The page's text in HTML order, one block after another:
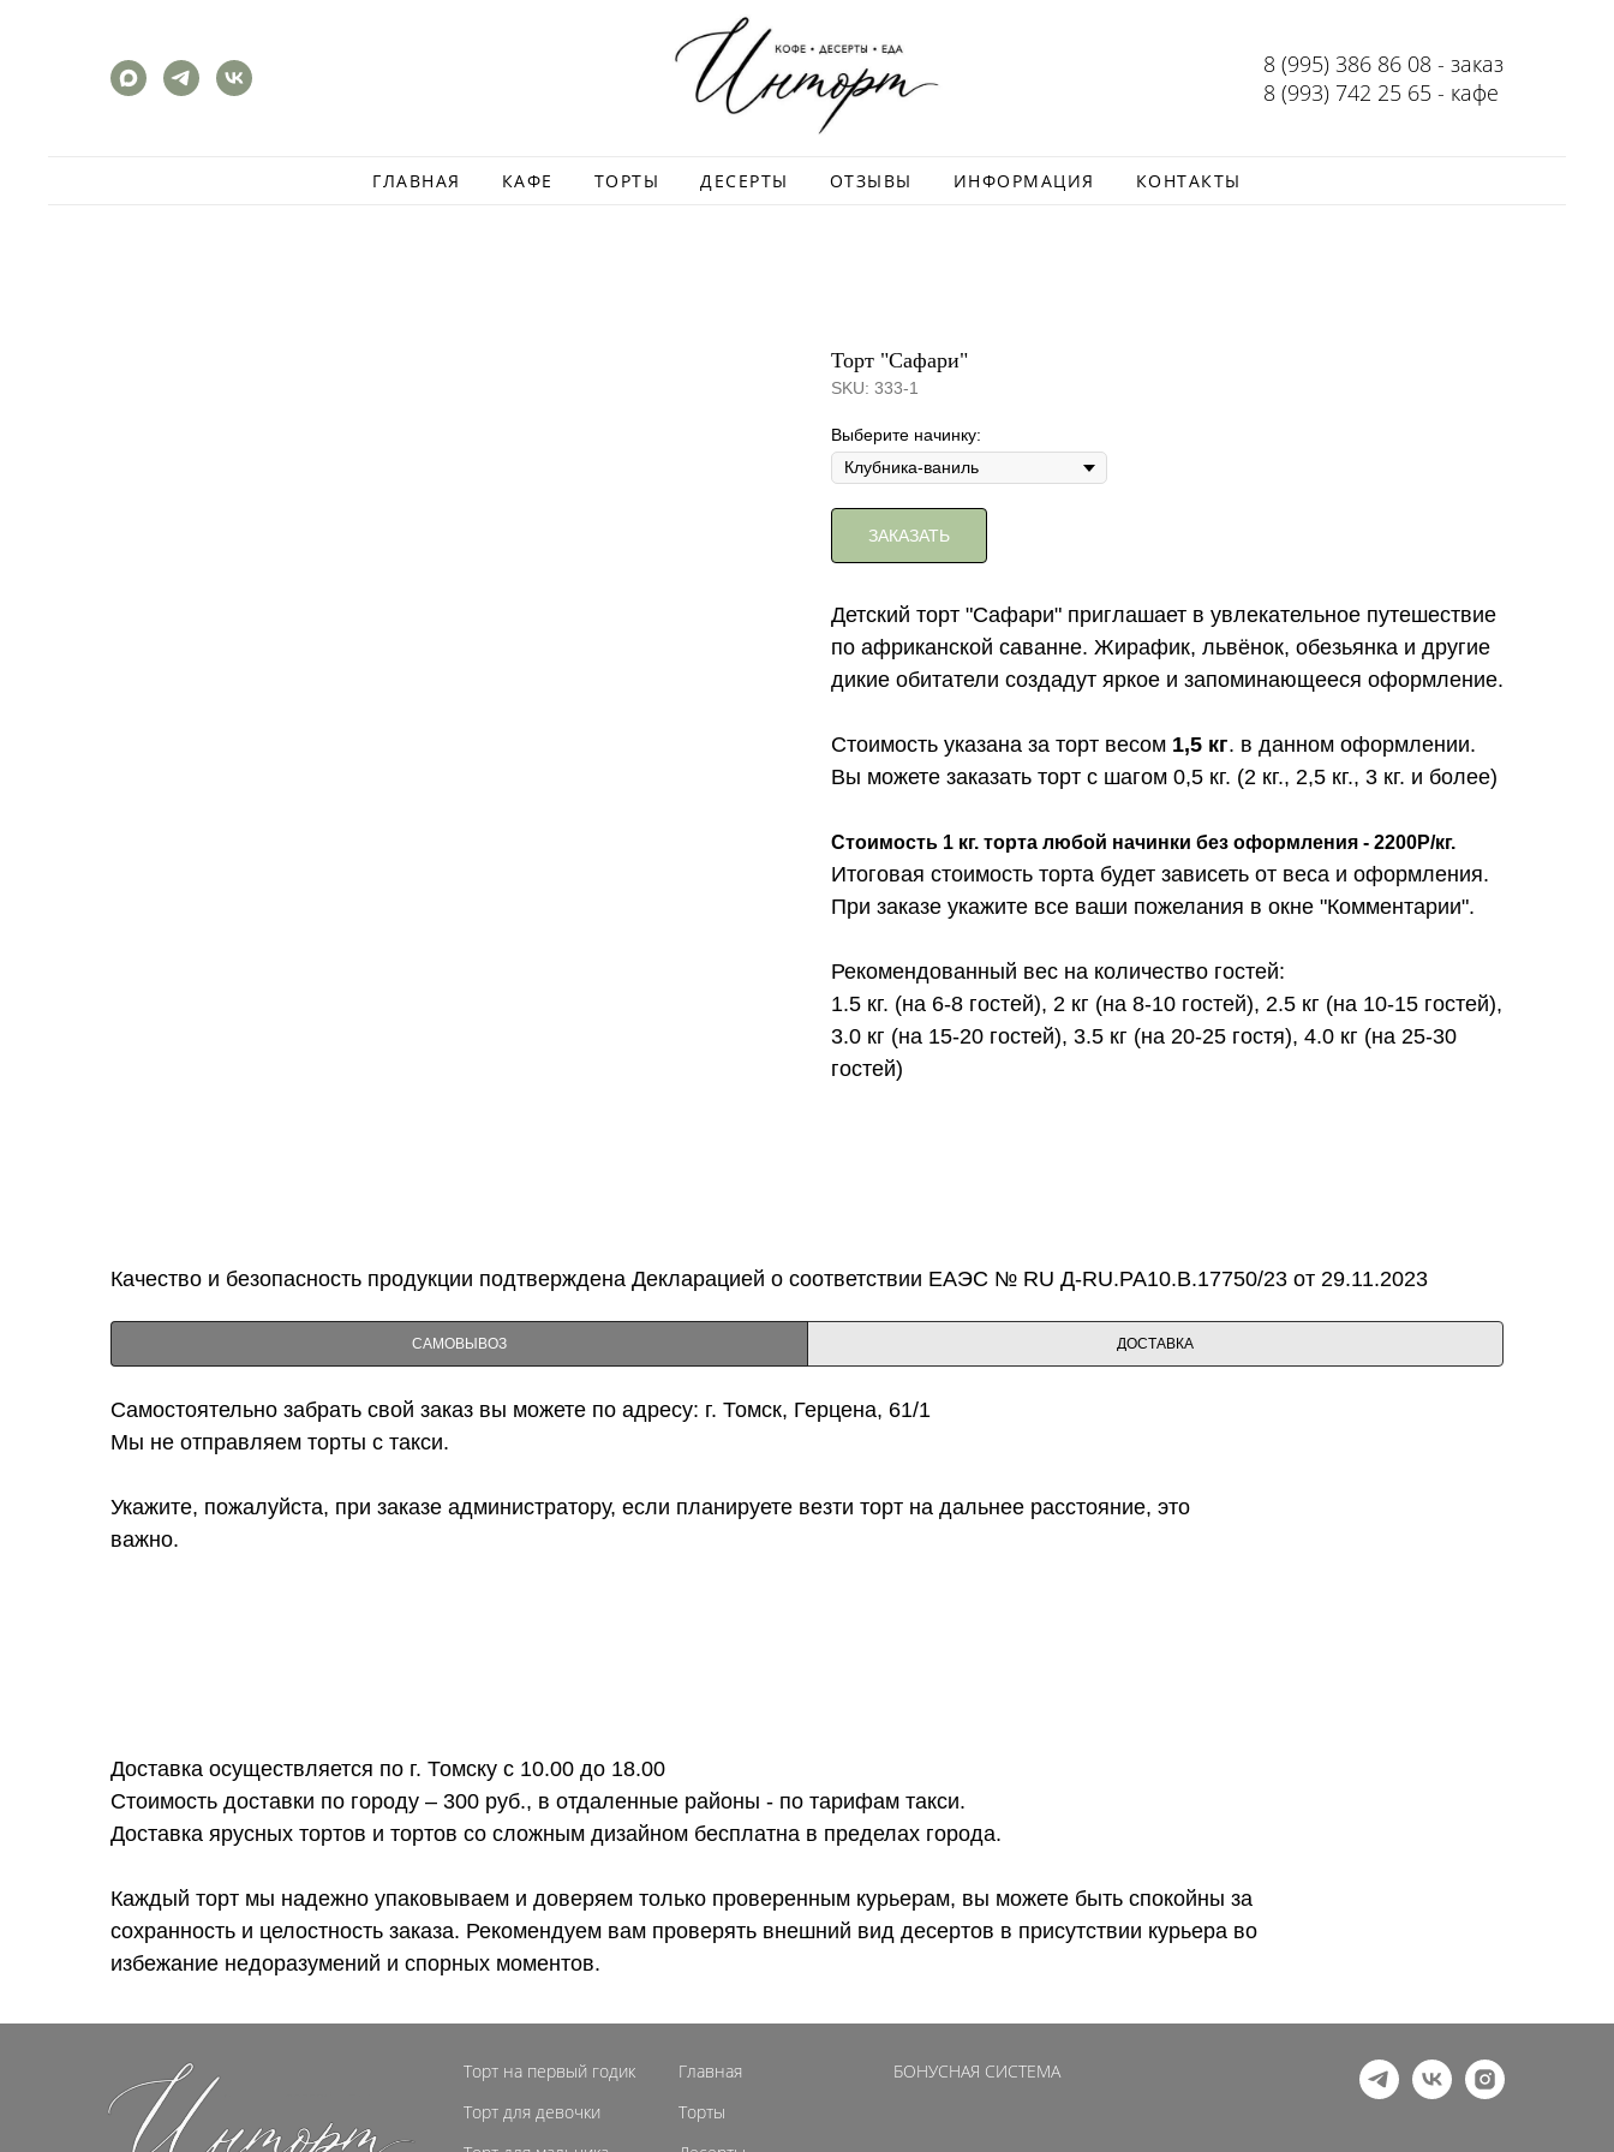
8 (995) 386 86 08 - заказ
8 (993) 742 25 65 - кафе
ГЛАВНАЯ КАФЕ ТОРТЫ ДЕСЕРТЫ ОТЗЫВЫ ИНФОРМАЦИЯ КОНТАКТЫ
Торт "Сафари"
SKU: 333-1
Выберите начинку:
ЗАКАЗАТЬ
Детский торт "Сафари" приглашает в увлекательное путешествие
по африканской саванне. Жирафик, львёнок, обезьянка и другие
дикие обитатели создадут яркое и запоминающееся оформление.
Стоимость указана за торт весом 1,5 кг. в данном оформлении.
Вы можете заказать торт с шагом 0,5 кг. (2 кг., 2,5 кг., 3 кг. и более)
Стоимость 1 кг. торта любой начинки без оформления - 2200Р/кг.
Итоговая стоимость торта будет зависеть от веса и оформления.
При заказе укажите все ваши пожелания в окне "Комментарии".
Рекомендованный вес на количество гостей:
1.5 кг. (на 6-8 гостей), 2 кг (на 8-10 гостей), 2.5 кг (на 10-15 гостей),
3.0 кг (на 15-20 гостей), 3.5 кг (на 20-25 гостя), 4.0 кг (на 25-30
гостей)
Качество и безопасность продукции подтверждена Декларацией о соответствии ЕАЭС № RU Д-RU.PA10.B.17750/23 от 29.11.2023
САМОВЫВОЗ ДОСТАВКА
Самостоятельно забрать свой заказ вы можете по адресу: г. Томск, Герцена, 61/1
Мы не отправляем торты с такси.
Укажите, пожалуйста, при заказе администратору, если планируете везти торт на дальнее расстояние, это
важно.
Доставка осуществляется по г. Томску с 10.00 до 18.00
Стоимость доставки по городу – 300 руб., в отдаленные районы - по тарифам такси.
Доставка ярусных тортов и тортов со сложным дизайном бесплатна в пределах города.
Каждый торт мы надежно упаковываем и доверяем только проверенным курьерам, вы можете быть спокойны за
сохранность и целостность заказа. Рекомендуем вам проверять внешний вид десертов в присутствии курьера во
избежание недоразумений и спорных моментов.
Торт на первый годик
Торт для девочки
Главная
Торты
БОНУСНАЯ СИСТЕМА